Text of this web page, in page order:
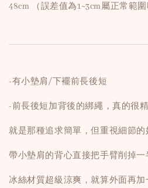
48cm （誤差值為1~3cm屬正常範圍
-有小墊肩/下襬前長後短
-前長後短加背後的綁繩，真的很精
就是那種追求簡單，但重視細節的
帶小墊肩的背心直接把手臂削掉一
冰絲材質超級涼爽，就算外面再